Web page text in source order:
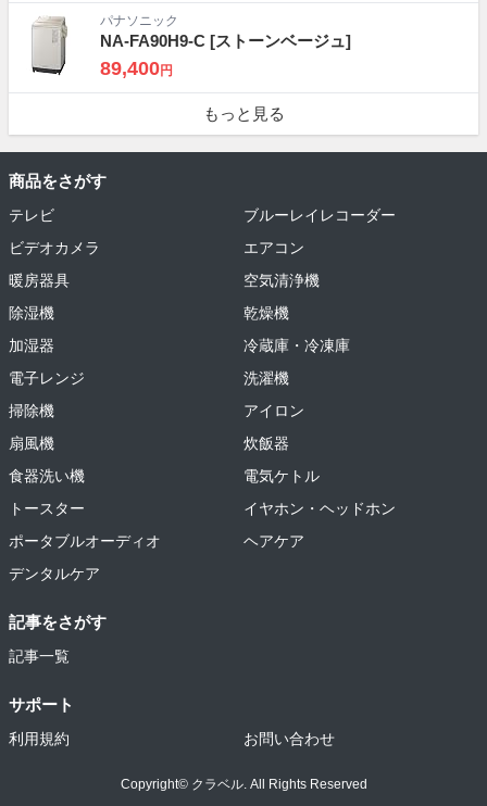
パナソニック
NA-FA90H9-C [ストーンベージュ]
89,400円
もっと見る
商品をさがす
テレビ
ブルーレイレコーダー
ビデオカメラ
エアコン
暖房器具
空気清浄機
除湿機
乾燥機
加湿器
冷蔵庫・冷凍庫
電子レンジ
洗濯機
掃除機
アイロン
扇風機
炊飯器
食器洗い機
電気ケトル
トースター
イヤホン・ヘッドホン
ポータブルオーディオ
ヘアケア
デンタルケア
記事をさがす
記事一覧
サポート
利用規約 お問い合わせ
Copyright© クラベル. All Rights Reserved